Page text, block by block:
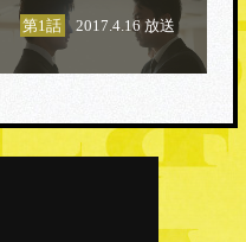
第1話 2017.4.16 放送